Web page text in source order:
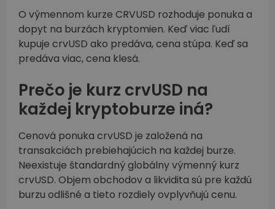
O výmennom kurze CRVUSD rozhoduje ponuka a
dopyt na burzách kryptomien. Keď viac ľudí
kupuje crvUSD ako predáva, cena stúpa. Keď sa
predáva viac, cena klesá.
Prečo je kurz crvUSD na
každej kryptoburze iná?
Cenová ponuka crvUSD je založená na
transakciách prebiehajúcich na každej burze.
Neexistuje štandardný globálny výmenný kurz
crvUSD. Objem obchodov a likvidita sú pre každú
burzu odlišné a tieto rozdiely ovplyvňujú cenu.